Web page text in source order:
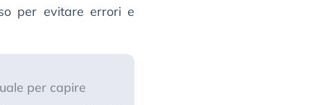
per evitare errori e
per capire